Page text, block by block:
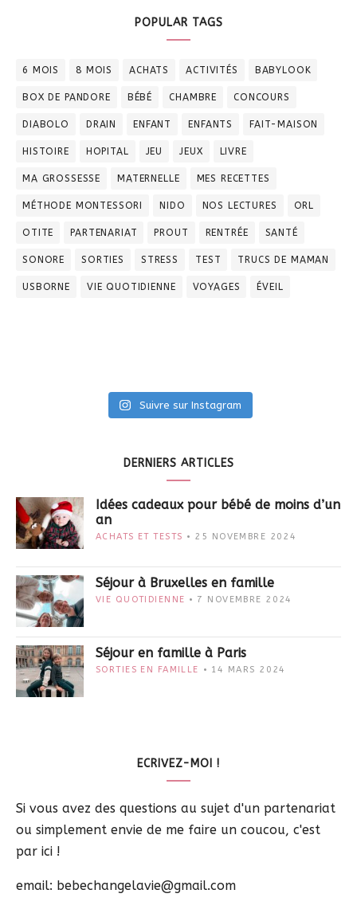
POPULAR TAGS
6 MOIS 8 MOIS ACHATS ACTIVITÉS BABYLOOK
BOX DE PANDORE BÉBÉ CHAMBRE CONCOURS
DIABOLO DRAIN ENFANT ENFANTS FAIT-MAISON
HISTOIRE HOPITAL JEU JEUX LIVRE
MA GROSSESSE MATERNELLE MES RECETTES
MÉTHODE MONTESSORI NIDO NOS LECTURES ORL
OTITE PARTENARIAT PROUT RENTRÉE SANTÉ
SONORE SORTIES STRESS TEST TRUCS DE MAMAN
USBORNE VIE QUOTIDIENNE VOYAGES ÉVEIL
Suivre sur Instagram
DERNIERS ARTICLES
Idées cadeaux pour bébé de moins d’un
an
ACHATS ET TESTS 25 NOVEMBRE 2024
Séjour à Bruxelles en famille
VIE QUOTIDIENNE 7 NOVEMBRE 2024
Séjour en famille à Paris
SORTIES EN FAMILLE 14 MARS 2024
ECRIVEZ-MOI !
Si vous avez des questions au sujet d'un partenariat
ou simplement envie de me faire un coucou, c'est
par ici !
email: bebechangelavie@gmail.com